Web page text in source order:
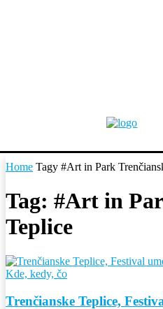
Home Tagy #Art in Park
Tag: #Art in
Teplice
Kde, kedy, čo
Trenčianske Teplice,